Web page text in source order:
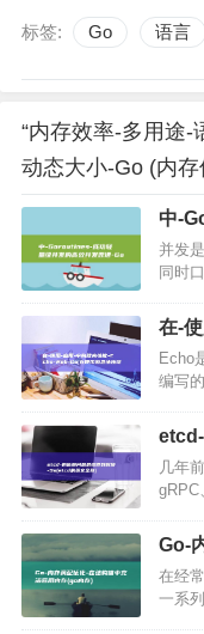
标签: Go 语言
“内存效率-多用途
动态大小-Go (内
中-
发原
并发
同时
关键
在-
Go (
Echo
编写
非常
开始
的英
几年
gRPC
随着
Go-
存
在经
一系